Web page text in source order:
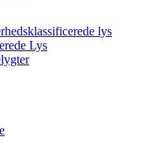
lys
Lys